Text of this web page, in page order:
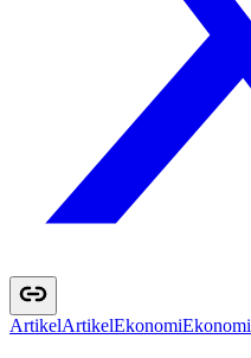
ArtikelArtikelEkonomiEkonomi